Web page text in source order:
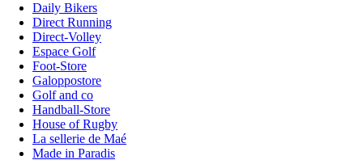
Daily Bikers
Direct Running
Direct-Volley
Espace Golf
Foot-Store
Galoppostore
Golf and co
Handball-Store
House of Rugby
La sellerie de Maé
Made in Paradis